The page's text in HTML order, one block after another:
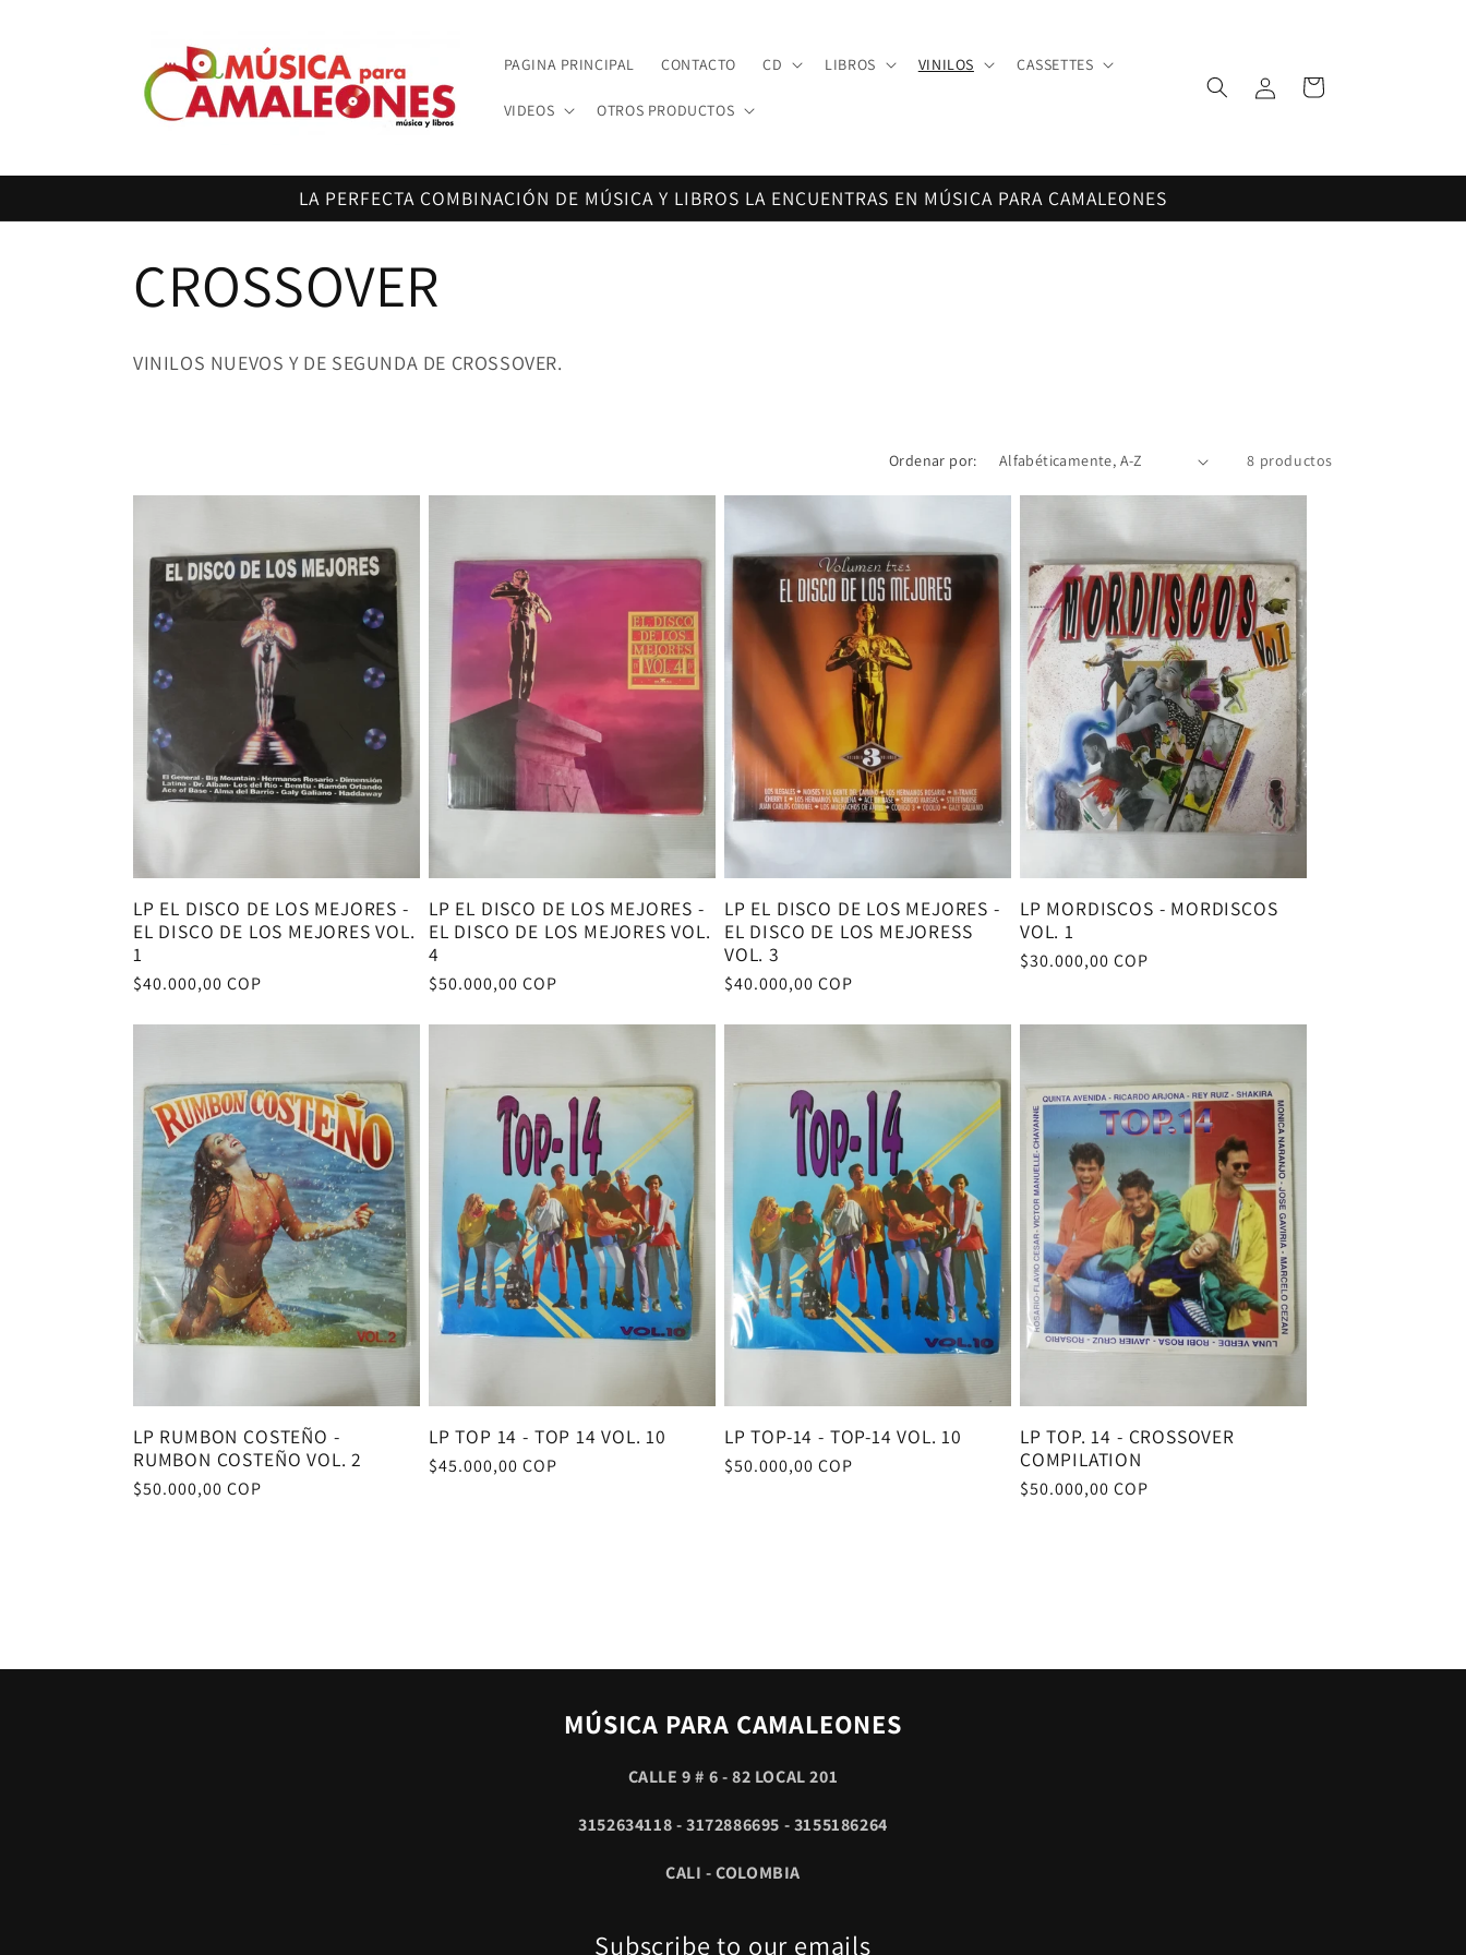
PAGINA PRINCIPAL CONTACTO CD LIBROS VINILOS CASSETTES
VIDEOS OTROS PRODUCTOS
sesión
Carrito
LA PERFECTA COMBINACIÓN DE MÚSICA Y LIBROS LA ENCUENTRAS EN MÚSICA PARA CAMALEONES
C
o
e
c
c
ó
n
:
CROSSOVER
VINILOS NUEVOS Y DE SEGUNDA DE CROSSOVER.
Ordenar por: 8 productos
LP EL DISCO DE LOS MEJORES -
EL DISCO DE LOS MEJORES VOL.
1
Precio
$40.000,00 COP
LP EL DISCO DE LOS MEJORES -
EL DISCO DE LOS MEJORES VOL.
4
Precio
$50.000,00 COP
LP EL DISCO DE LOS MEJORES -
EL DISCO DE LOS MEJORESS
VOL. 3
Precio
$40.000,00 COP
LP MORDISCOS - MORDISCOS
VOL. 1
Precio
$30.000,00 COP
LP RUMBON COSTEÑO -
RUMBON COSTEÑO VOL. 2
Precio
$50.000,00 COP
LP TOP 14 - TOP 14 VOL. 10
Precio
$45.000,00 COP
LP TOP-14 - TOP-14 VOL. 10
Precio
$50.000,00 COP
LP TOP. 14 - CROSSOVER
COMPILATION
Precio
$50.000,00 COP
MÚSICA PARA CAMALEONES
CALLE 9 # 6 - 82 LOCAL 201
3152634118 - 3172886695 - 3155186264
CALI - COLOMBIA
Subscribe to our emails